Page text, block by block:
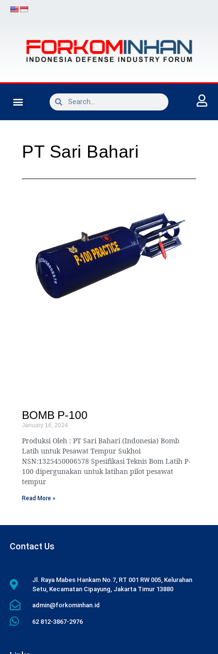
PT Sari Bahari
BOMB P-100
January 16, 2024
Produksi Oleh : PT Sari Bahari (Indonesia) Bomb
Latih untuk Pesawat Tempur Sukhoi
NSN:1325450006578 Spesifikasi Teknis Bom Latih P-
100 dipergunakan untuk latihan pilot pesawat
tempur
Read More »
Contact Us
Jl. Raya Mabes Hankam No.7, RT 001 RW 005, Kelurahan
Setu, Kecamatan Cipayung, Jakarta Timur 13880
admin@forkominhan.id
62 812-3867-2976